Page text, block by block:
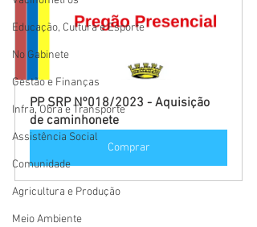
Educação, Cultura e Esporte
No Gabinete
Gestão e Finanças
Infra, Obra e Transporte
Assistência Social
Comunidade
Agricultura e Produção
Meio Ambiente
PP SRP N°018/2023 - Aquisição
de caminhonete
Comprar